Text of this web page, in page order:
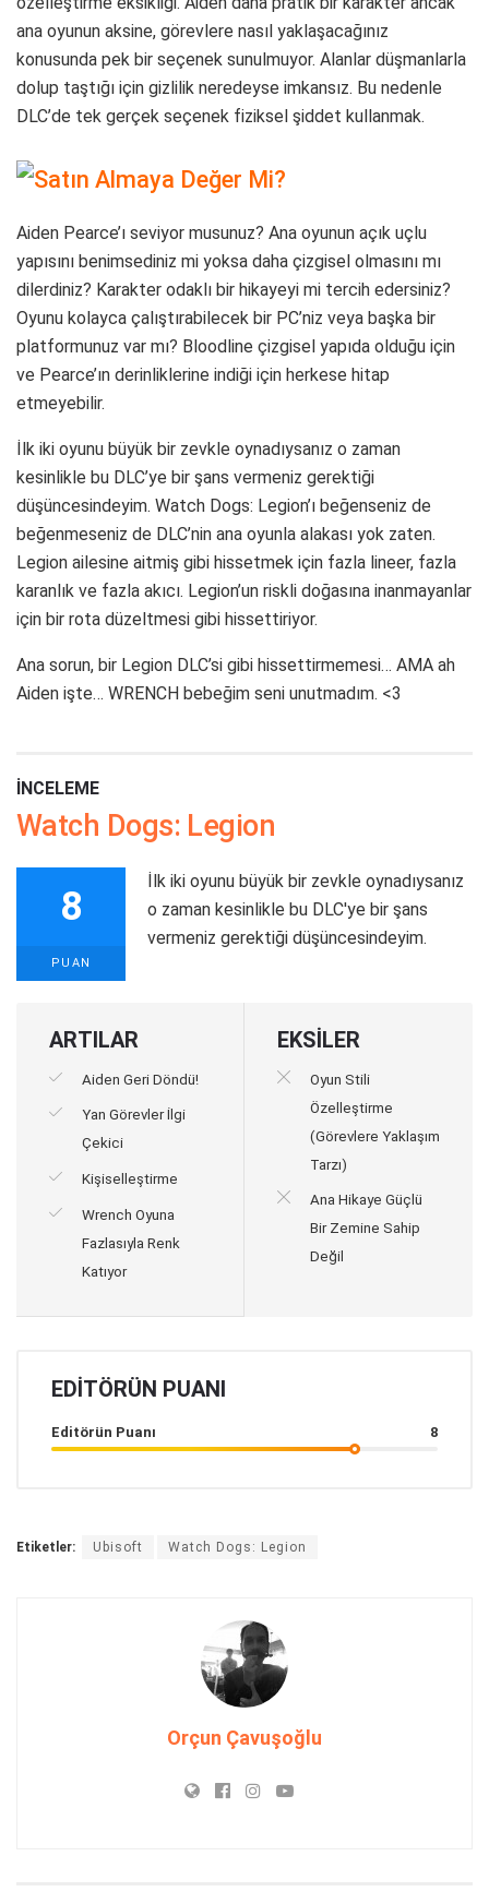
ana oyunun aksine, görevlere nasıl yaklaşacağınız
konusunda pek bir seçenek sunulmuyor. Alanlar düşmanlarla
dolup taştığı için gizlilik neredeyse imkansız. Bu nedenle
DLC’de tek gerçek seçenek fiziksel şiddet kullanmak.
Satın Almaya Değer Mi?
Aiden Pearce’ı seviyor musunuz? Ana oyunun açık uçlu
yapısını benimsediniz mi yoksa daha çizgisel olmasını mı
dilerdiniz? Karakter odaklı bir hikayeyi mi tercih edersiniz?
Oyunu kolayca çalıştırabilecek bir PC’niz veya başka bir
platformunuz var mı? Bloodline çizgisel yapıda olduğu için
ve Pearce’ın derinliklerine indiği için herkese hitap
etmeyebilir.
İlk iki oyunu büyük bir zevkle oynadıysanız o zaman
kesinlikle bu DLC’ye bir şans vermeniz gerektiği
düşüncesindeyim. Watch Dogs: Legion’ı beğenseniz de
beğenmeseniz de DLC’nin ana oyunla alakası yok zaten.
Legion ailesine aitmiş gibi hissetmek için fazla lineer, fazla
karanlık ve fazla akıcı. Legion’un riskli doğasına inanmayanlar
için bir rota düzeltmesi gibi hissettiriyor.
Ana sorun, bir Legion DLC’si gibi hissettirmemesi… AMA ah
Aiden işte… WRENCH bebeğim seni unutmadım. <3
İNCELEME
Watch Dogs: Legion
8
PUAN
İlk iki oyunu büyük bir zevkle oynadıysanız
o zaman kesinlikle bu DLC'ye bir şans
vermeniz gerektiği düşüncesindeyim.
ARTILAR
Aiden Geri Döndü!
Yan Görevler İlgi
Çekici
Kişiselleştirme
Wrench Oyuna
Fazlasıyla Renk
Katıyor
EKSİLER
Oyun Stili
Özelleştirme
(Görevlere Yaklaşım
Tarzı)
Ana Hikaye Güçlü
Bir Zemine Sahip
Değil
EDITÖRÜN PUANI
Editörün Puanı 8
Etiketler: Ubisoft Watch Dogs: Legion
Orçun Çavuşoğlu